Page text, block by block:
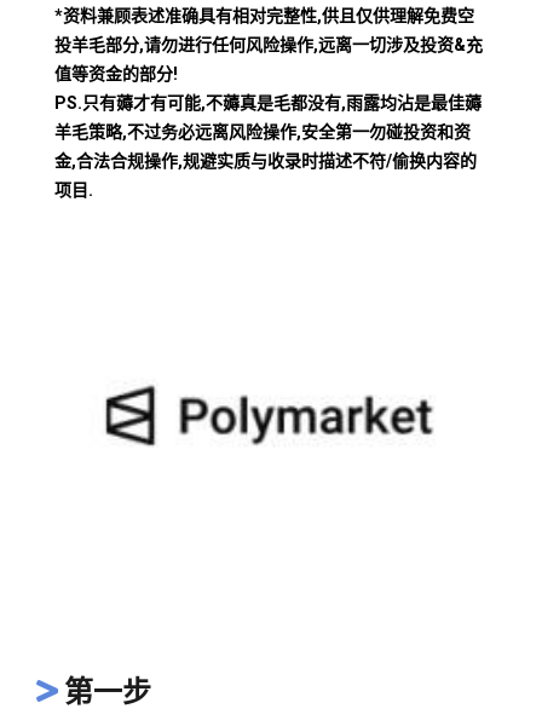
*资料兼顾表述准确具有相对完整性,供且仅供理解免费空
投羊毛部分,请勿进行任何风险操作,远离一切涉及投资&充
值等资金的部分!
PS.只有薅才有可能,不薅真是毛都没有,雨露均沾是最佳薅
羊毛策略,不过务必远离风险操作,安全第一勿碰投资和资
金,合法合规操作,规避实质与收录时描述不符/偷换内容的
项目.
第一步